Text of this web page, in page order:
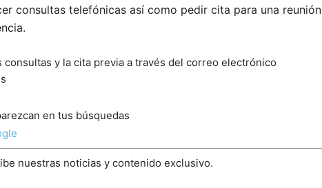
consultas telefónicas así como pedir cita para una reunión
consultas y la cita previa a través del correo electrónico
en tus búsquedas
nuestras noticias y contenido exclusivo.